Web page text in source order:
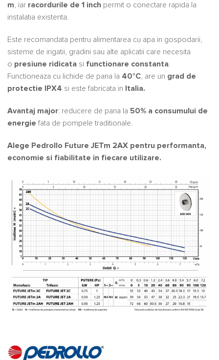
m, iar racordurile de 1 inch permit o conectare rapida la
instalatia existenta.
Este recomandata pentru alimentarea cu apa in gospodarii,
sisteme de irigatii, gradini sau alte aplicatii care necesita
o presiune ridicata si functionare constanta
Functioneaza cu lichide de pana la 40°C , are un grad de
protectie IPX4 si este fabricata in Italia.
Avantaj major: reducere de pana la 50% a consumului de
energie fata de pompele traditionale.
Alege Pedrollo Future JETm 2AX pentru performanta,
economie si fiabilitate in fiecare utilizare.